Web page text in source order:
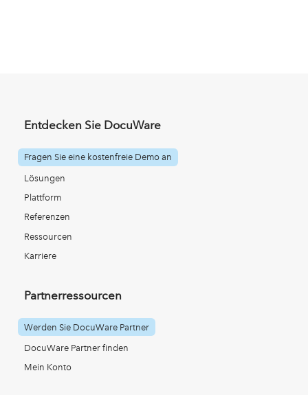
Entdecken Sie DocuWare
Fragen Sie eine kostenfreie Demo an
Lösungen
Plattform
Referenzen
Ressourcen
Karriere
Partnerressourcen
Werden Sie DocuWare Partner
DocuWare Partner finden
Mein Konto